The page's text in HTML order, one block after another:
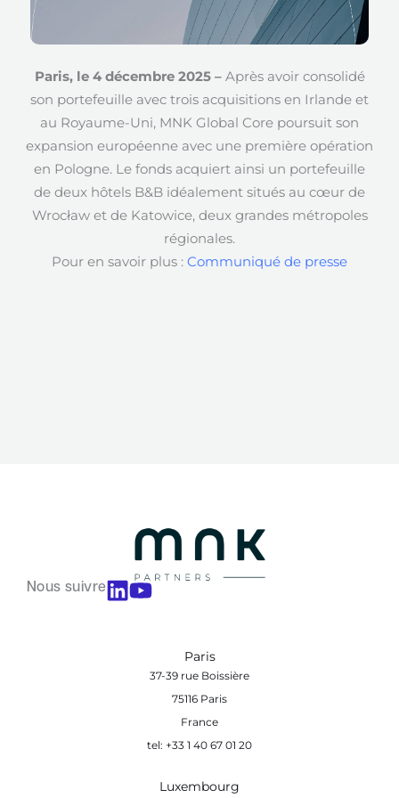
Paris, le 4 décembre 2025 –Après avoir consolidé
son portefeuille avec trois acquisitions en Irlande et
au Royaume-Uni, MNK Global Core poursuit son
expansion européenne avec une première opération
en Pologne. Le fonds acquiert ainsi un portefeuille
de deux hôtels B&B idéalement situés au cœur de
Wrocław et de Katowice, deux grandes métropoles
régionales.
Pour en savoir plus : Communiqué de presse
Nous suivre
Paris
37-39 rue Boissière
75116 Paris
France
tel: +33 1 40 67 01 20
Luxembourg